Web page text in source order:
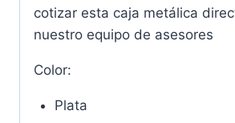
cotizar esta caja metálica
nuestro equipo de asesores
Color:
Plata